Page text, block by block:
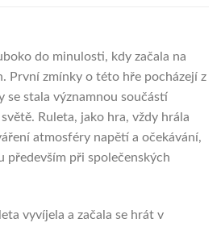
do minulosti, kdy začala na
První zmínky o této hře pocházejí z
se stala významnou součástí
Ruleta, jako hra, vždy hrála
atmosféry napětí a očekávání,
především při společenských
vyvíjela a začala se hrát v